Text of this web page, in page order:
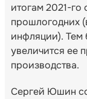
итогам 2021-
прошлогодних
инфляции). Тем
увеличится ее
производства.
Сергей Юшин